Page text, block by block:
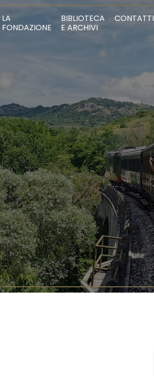
LA
FONDAZIONE
BIBLIOTECA
E ARCHIVI
CONTATTI